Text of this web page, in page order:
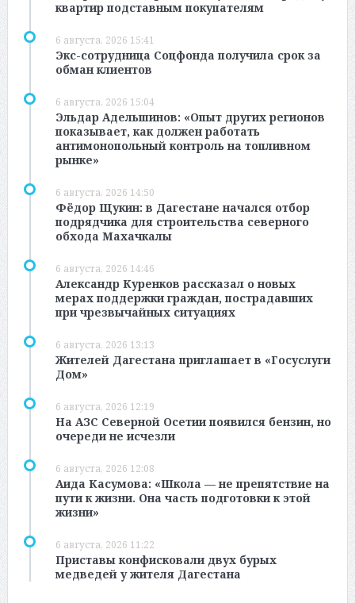
квартир подставным покупателям
6 августа, 2026 15:41
Экс-сотрудница Соцфонда получила срок за
обман клиентов
6 августа, 2026 15:04
Эльдар Адельшинов: «Опыт других регионов
показывает, как должен работать
антимонопольный контроль на топливном
рынке»
6 августа, 2026 14:50
Фёдор Щукин: в Дагестане начался отбор
подрядчика для строительства северного
обхода Махачкалы
6 августа, 2026 14:46
Александр Куренков рассказал о новых
мерах поддержки граждан, пострадавших
при чрезвычайных ситуациях
6 августа, 2026 13:13
Жителей Дагестана приглашает в «Госуслуги
Дом»
6 августа, 2026 12:19
На АЗС Северной Осетии появился бензин, но
очереди не исчезли
6 августа, 2026 12:08
Аида Касумова: «Школа — не препятствие на
пути к жизни. Она часть подготовки к этой
жизни»
6 августа, 2026 11:22
Приставы конфисковали двух бурых
медведей у жителя Дагестана